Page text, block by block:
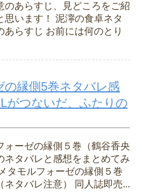
のあらすじ、見どころをご紹
思います！ 泥濘の食卓ネタ
あらすじ お前には何のとり
の縁側5巻ネタバレ感
がつないだ、ふたりの
ォーゼの縁側５巻（鶴谷香央
ネタバレと感想をまとめてみ
タモルフォーゼの縁側５巻
ネタバレ注意） 同人誌即売...